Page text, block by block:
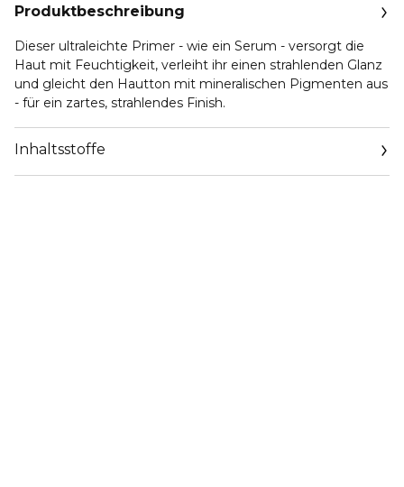
Produktbeschreibung
Dieser ultraleichte Primer - wie ein Serum - versorgt die
Haut mit Feuchtigkeit, verleiht ihr einen strahlenden Glanz
und gleicht den Hautton mit mineralischen Pigmenten aus
- für ein zartes, strahlendes Finish.
Inhaltsstoffe